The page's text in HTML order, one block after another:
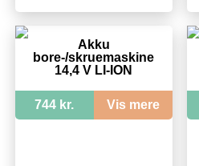
Akku
bore-/skruemaskine
14,4 V LI-ION
744 kr. Vis mere